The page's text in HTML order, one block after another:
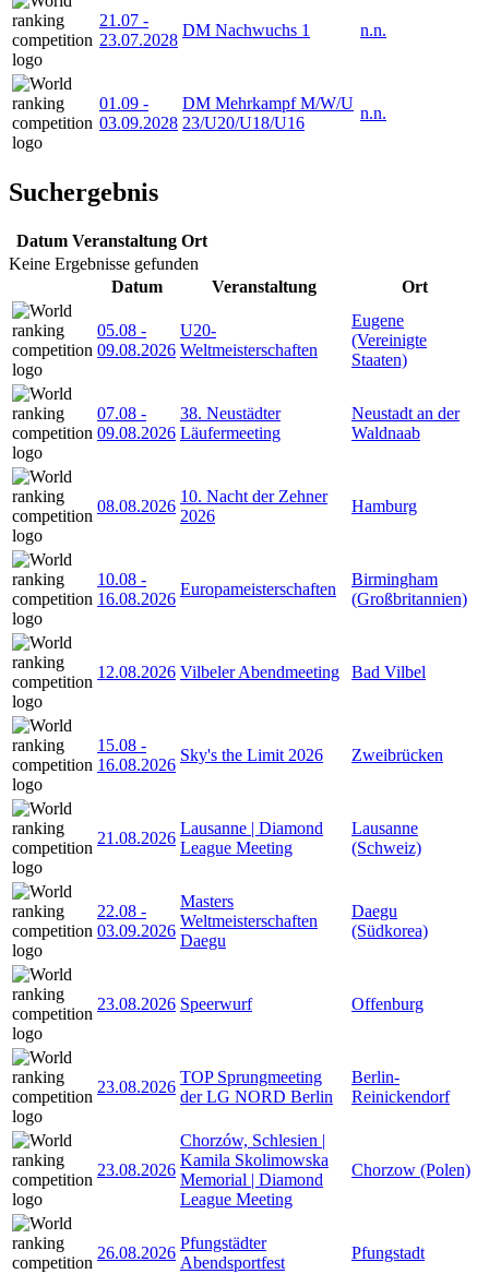
21.07 -
23.07.2028
DM Nachwuchs 1 n.n.
01.09 -
03.09.2028
DM Mehrkampf M/W/U
23/U20/U18/U16
n.n.
Suchergebnis
Datum Veranstaltung Ort
Keine Ergebnisse gefunden
Datum
Veranstaltung Ort
05.08 -
09.08.2026
U20-
Weltmeisterschaften
Eugene
(Vereinigte
Staaten)
07.08 -
09.08.2026
38. Neustädter
Läufermeeting
Neustadt an der
Waldnaab
08.08.2026
10. Nacht der Zehner
2026
Hamburg
10.08 -
16.08.2026
Europameisterschaften
Birmingham
(Großbritannien)
12.08.2026 Vilbeler Abendmeeting Bad Vilbel
15.08 -
16.08.2026
Sky's the Limit 2026 Zweibrücken
21.08.2026
Lausanne | Diamond
League Meeting
Lausanne
(Schweiz)
22.08 -
03.09.2026
Masters
Weltmeisterschaften
Daegu
Daegu
(Südkorea)
23.08.2026 Speerwurf Offenburg
23.08.2026
TOP Sprungmeeting
der LG NORD Berlin
Berlin-
Reinickendorf
23.08.2026
Chorzów, Schlesien |
Kamila Skolimowska
Memorial | Diamond
League Meeting
Chorzow (Polen)
26.08.2026
Pfungstädter
Abendsportfest
Pfungstadt